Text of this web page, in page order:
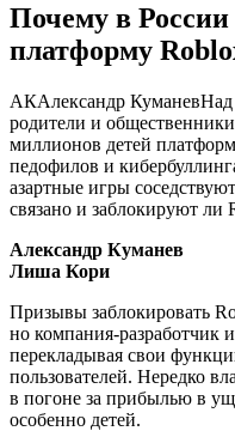
Почему в России
платформу
АКАлександр КуманевНад
родители и
миллионов детей
педофилов и
азартные игры
связано и заблокируют ли
Александр Куманев
Лиша Кори
Призывы заблокировать
но компания-разработчик
перекладывая свои
пользователей. Нередко
в погоне за прибылью в
особенно детей.